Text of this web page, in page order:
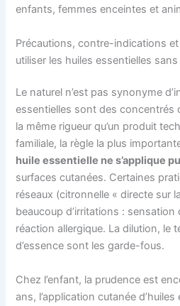
enfants, femmes enceintes et
Précautions, contre-indications
utiliser les huiles essentielles
Le naturel n’est pas synonyme
essentielles sont des concentrés
la même rigueur qu’un produit
familiale, la règle la plus
huile essentielle ne s’applique
surfaces cutanées. Certaines
réseaux (citronnelle « directe sur
beaucoup d’irritations : sensation
réaction allergique. La dilution, le
d’essence sont les garde-fous.
Chez l’enfant, la prudence est
ans, l’application cutanée